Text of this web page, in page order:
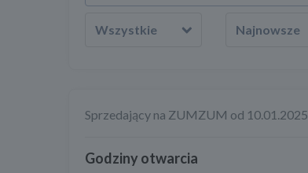
Wszystkie Najnowsze
Sprzedający na ZUMZUM od 10.01.2025
Godziny otwarcia